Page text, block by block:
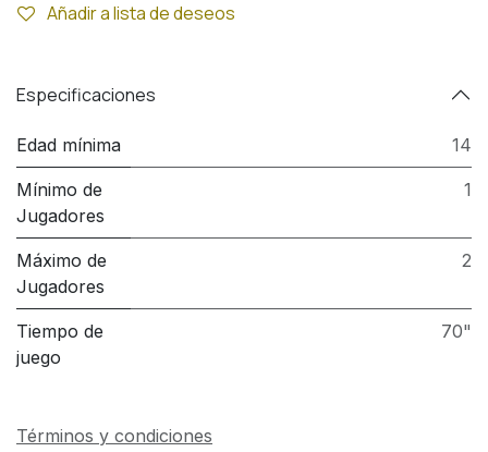
Añadir a lista de deseos
Especificaciones
Edad mínima 14
Mínimo de
Jugadores
1
Máximo de
Jugadores
2
Tiempo de
juego
70"
Términos y condiciones